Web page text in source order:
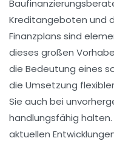
Kreditangeboten und
Finanzplans sind
dieses großen
die Bedeutung eines
die Umsetzung
Sie auch bei
handlungsfähig
aktuellen